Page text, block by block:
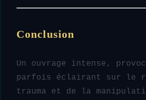
Conclusion
Un ouvrage intense,
parfois éclairant sur le
trauma et de la